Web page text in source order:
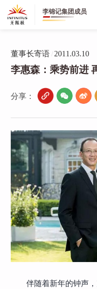
李锦记集团成员
董事长寄语 /2011.03.10
李惠森：乘势前进
分享：
伴随着新年的钟声